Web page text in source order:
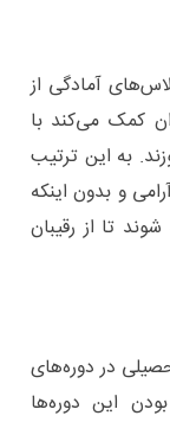
آمادگی از
کمک می‌کند با
به این ترتیب
و بدون اینکه
تا از رقیبان
در دوره‌های
این دوره‌ها